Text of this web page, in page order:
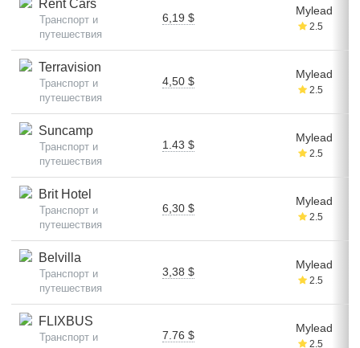
Rent Cars
Транспорт и
путешествия
6,19 $
Mylead
2.5
Terravision
Транспорт и
путешествия
4,50 $
Mylead
2.5
Suncamp
Транспорт и
путешествия
1.43 $
Mylead
2.5
Brit Hotel
Транспорт и
путешествия
6,30 $
Mylead
2.5
Belvilla
Транспорт и
путешествия
3,38 $
Mylead
2.5
FLIXBUS
Транспорт и
7.76 $
Mylead
2.5